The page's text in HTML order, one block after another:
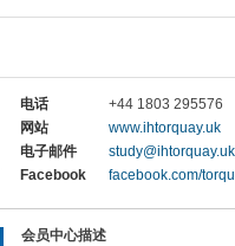
电话
+44 1803 295576
网站
www.ihtorquay.uk
电子邮件
study@ihtorquay.uk
Facebook
facebook.com/
会员中心描述